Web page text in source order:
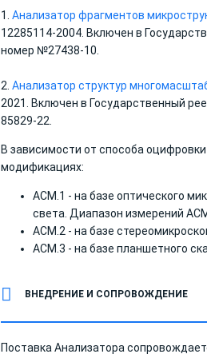
1. Анализатор фрагментов
12285114-2004. Включен в
номер №27438-10.
2. Анализатор структур
2021. Включен в Государственный
85829-22.
В зависимости от способа
модификациях:
АСМ.1 - на базе оптического
света. Диапазон измерений
АСМ.2 - на базе
АСМ.3 - на базе планшетного
ВНЕДРЕНИЕ И СОПРОВОЖДЕНИЕ
Поставка Анализатора